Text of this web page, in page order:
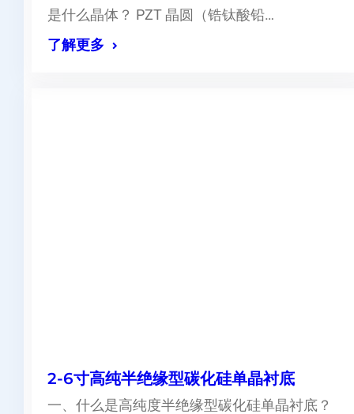
是什么晶体？ PZT 晶圆（锆钛酸铅…
了解更多
2-6寸高纯半绝缘型碳化硅单晶衬底
一、什么是高纯度半绝缘型碳化硅单晶衬底？